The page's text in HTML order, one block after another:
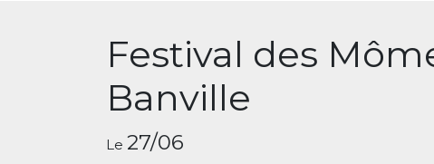
Festival des
Banville
Le 27/06